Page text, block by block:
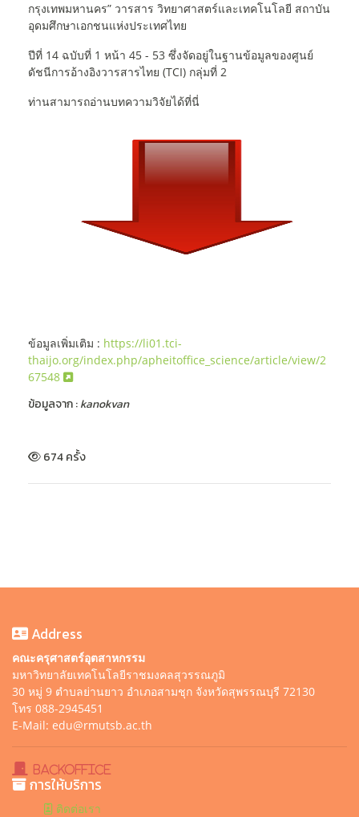
กรุงเทพมหานคร” วารสาร วิทยาศาสตร์และเทคโนโลยี สถาบัน
อุดมศึกษาเอกชนแห่งประเทศไทย
ปีที่ 14 ฉบับที่ 1 หน้า 45 - 53 ซึ่งจัดอยู่ในฐานข้อมูลของศูนย์
ดัชนีการอ้างอิงวารสารไทย (TCI) กลุ่มที่ 2
ท่านสามารถอ่านบทความวิจัยได้ที่นี่
ข้อมูลเพิ่มเติม : https://li01.tci-
thaijo.org/index.php/apheitoffice_science/article/view/2
67548
ข้อมูลจาก :kanokvan
674 ครั้ง
Address
คณะครุศาสตร์อุตสาหกรรม
มหาวิทยาลัยเทคโนโลยีราชมงคลสุวรรณภูมิ
30 หมู่ 9 ตำบลย่านยาว อำเภอสามชุก จังหวัดสุพรรณบุรี 72130
โทร 088-2945451
E-Mail: edu@rmutsb.ac.th
BackOffice
การให้บริการ
ติดต่อเรา